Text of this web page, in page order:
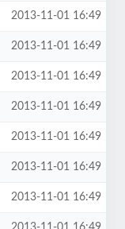
2013-11-01 16:49
2013-11-01 16:49
2013-11-01 16:49
2013-11-01 16:49
2013-11-01 16:49
2013-11-01 16:49
2013-11-01 16:49